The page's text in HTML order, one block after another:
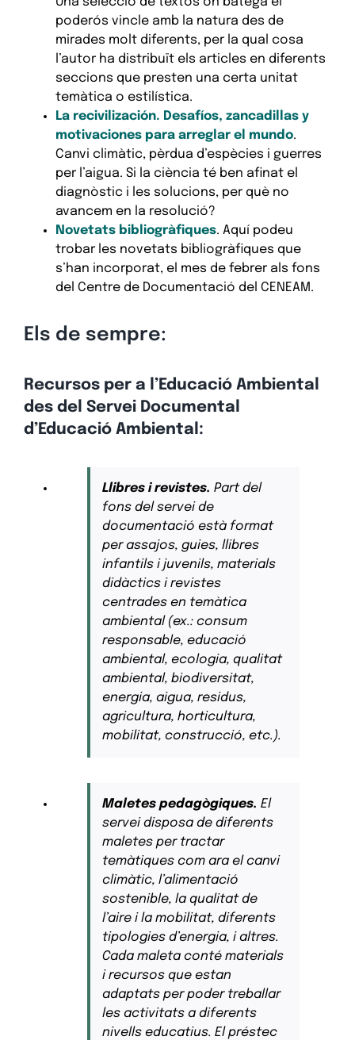
poderós vincle amb la natura des de
mirades molt diferents, per la qual cosa
l’autor ha distribuït els articles en diferents
seccions que presten una certa unitat
temàtica o estilística.
La recivilización. Desafíos, zancadillas y
motivaciones para arreglar el mundo.
Canvi climàtic, pèrdua d’espècies i guerres
per l’aigua. Si la ciència té ben afinat el
diagnòstic i les solucions, per què no
avancem en la resolució?
Novetats bibliogràfiques. Aquí podeu
trobar les novetats bibliogràfiques que
s’han incorporat, el mes de febrer als fons
del Centre de Documentació del CENEAM.
Els de sempre:
Recursos per a l’Educació Ambiental
des del Servei Documental
d’Educació Ambiental:
Llibres i revistes. Part del
fons del servei de
documentació està format
per assajos, guies, llibres
infantils i juvenils, materials
didàctics i revistes
centrades en temàtica
ambiental (ex.: consum
responsable, educació
ambiental, ecologia, qualitat
ambiental, biodiversitat,
energia, aigua, residus,
agricultura, horticultura,
mobilitat, construcció, etc.).
Maletes pedagògiques. El
servei disposa de diferents
maletes per tractar
temàtiques com ara el canvi
climàtic, l’alimentació
sostenible, la qualitat de
l’aire i la mobilitat, diferents
tipologies d’energia, i altres.
Cada maleta conté materials
i recursos que estan
adaptats per poder treballar
les activitats a diferents
nivells educatius. El préstec